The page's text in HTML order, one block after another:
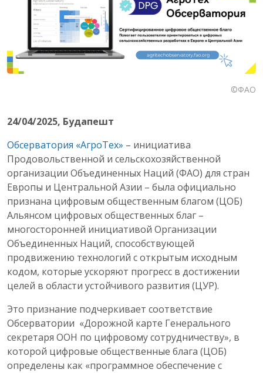
©ФАО
24/04/2025, Будапешт
Обсерватория «АгроТех» – инициатива
Продовольственной и сельскохозяйственной
организации Объединенных Наций (ФАО) для стран
Европы и Центральной Азии – была официально
признана цифровым общественным благом (ЦОБ)
Альянсом цифровых общественных благ –
многосторонней инициативой Организации
Объединенных Наций, способствующей
продвижению технологий с открытым исходным
кодом, которые ускоряют прогресс в достижении
целей в области устойчивого развития (ЦУР).
Это признание подчеркивает соответствие
Обсерватории «Дорожной карте Генерального
секретаря ООН по цифровому сотрудничеству», в
которой цифровые общественные блага (ЦОБ)
определены как «программное обеспечение с